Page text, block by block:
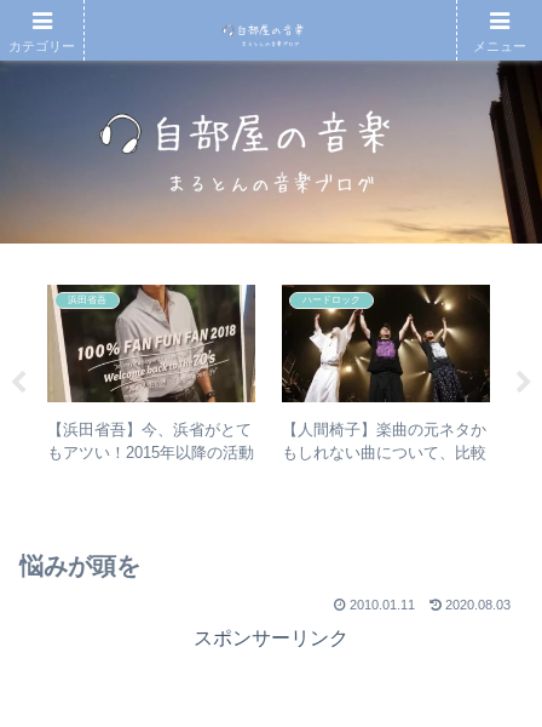
浜田省吾
【浜田省吾】今、浜省がとて
もアツい！2015年以降の活動
ハードロック
【人間椅子】楽曲の元ネタか
もしれない曲について、比較
悩みが頭を
2010.01.11 2020.08.03
スポンサーリンク
カテゴリー メニュー